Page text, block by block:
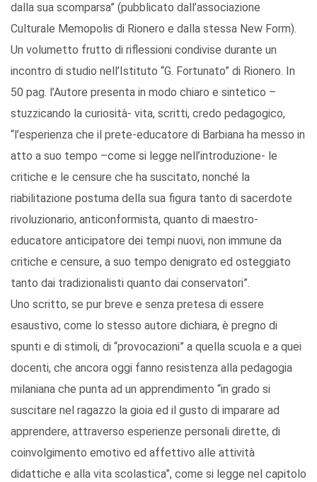
dalla sua scomparsa” (pubblicato dall’associazione
Culturale Memopolis di Rionero e dalla stessa New Form).
Un volumetto frutto di riflessioni condivise durante un
incontro di studio nell’Istituto “G. Fortunato” di Rionero. In
50 pag. l’Autore presenta in modo chiaro e sintetico –
stuzzicando la curiosità- vita, scritti, credo pedagogico,
“l’esperienza che il prete-educatore di Barbiana ha messo in
atto a suo tempo –come si legge nell’introduzione- le
critiche e le censure che ha suscitato, nonché la
riabilitazione postuma della sua figura tanto di sacerdote
rivoluzionario, anticonformista, quanto di maestro-
educatore anticipatore dei tempi nuovi, non immune da
critiche e censure, a suo tempo denigrato ed osteggiato
tanto dai tradizionalisti quanto dai conservatori”.
Uno scritto, se pur breve e senza pretesa di essere
esaustivo, come lo stesso autore dichiara, è pregno di
spunti e di stimoli, di “provocazioni” a quella scuola e a quei
docenti, che ancora oggi fanno resistenza alla pedagogia
milaniana che punta ad un apprendimento “in grado si
suscitare nel ragazzo la gioia ed il gusto di imparare ad
apprendere, attraverso esperienze personali dirette, di
coinvolgimento emotivo ed affettivo alle attività
didattiche e alla vita scolastica”, come si legge nel capitolo